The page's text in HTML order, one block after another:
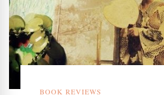
BOOK REVIEWS